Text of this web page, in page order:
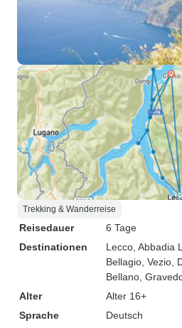
Trekking & Wanderreise
Reisedauer
6 Tage
Destinationen
Lecco , Abbadia
Bellagio , Vezio ,
Bellano ,
Alter
Alter 16+
Sprache
Deutsch